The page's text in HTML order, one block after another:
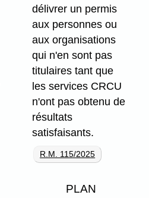
délivrer un permis
aux personnes ou
aux organisations
qui n'en sont pas
titulaires tant que
les services CRCU
n'ont pas obtenu de
résultats
satisfaisants.
R.M. 115/2025
PLAN